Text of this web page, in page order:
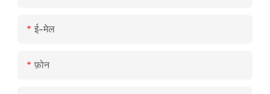
ई-मेल
फ़ोन